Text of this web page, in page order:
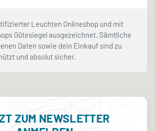
Leuchten Onlineshop und mit
Gütesiegel ausgezeichnet. Sämtliche
Daten sowie dein Einkauf sind zu
und absolut sicher.
ZUM NEWSLETTER